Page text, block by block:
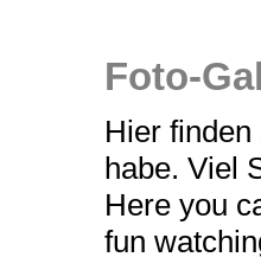
Foto-
Hier
habe. Viel
Here you
fun